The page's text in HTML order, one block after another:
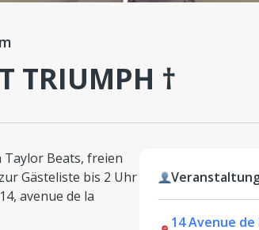
TRIUMPH †
Taylor Beats, freien
Gästeliste bis 2 Uhr
avenue de la
14 Avenue de